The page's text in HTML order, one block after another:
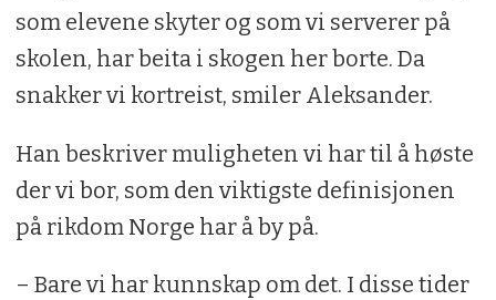
som elevene skyter og som vi serverer på
skolen, har beita i skogen her borte. Da
snakker vi kortreist, smiler Aleksander.
Han beskriver muligheten vi har til å høste
der vi bor, som den viktigste definisjonen
på rikdom Norge har å by på.
– Bare vi har kunnskap om det. I disse tider